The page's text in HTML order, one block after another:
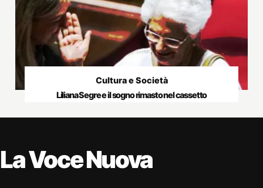
Cultura e Società
Liliana Segre e il sogno rimasto nel cassetto
La Voce Nuova